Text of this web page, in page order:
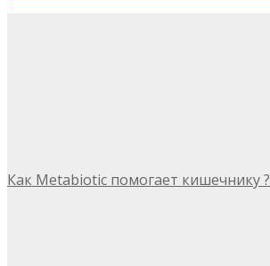
Как Metabiotic помогает кишечнику ?